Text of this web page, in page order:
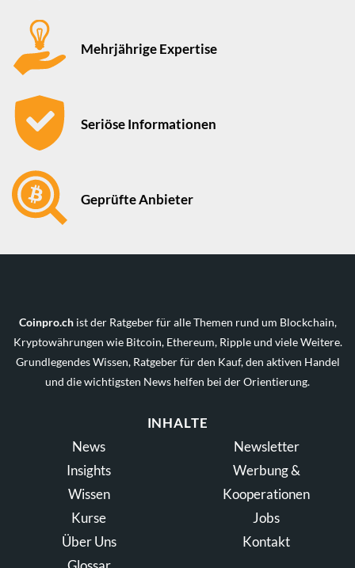
Mehrjährige Expertise
Seriöse Informationen
Geprüfte Anbieter
Coinpro.chist der Ratgeber für alle Themen rund um Blockchain,
Kryptowährungen wie Bitcoin, Ethereum, Ripple und viele Weitere.
Grundlegendes Wissen, Ratgeber für den Kauf, den aktiven Handel
und die wichtigsten News helfen bei der Orientierung.
INHALTE
News
Insights
Wissen
Kurse
Über Uns
Newsletter
Werbung &
Kooperationen
Jobs
Kontakt